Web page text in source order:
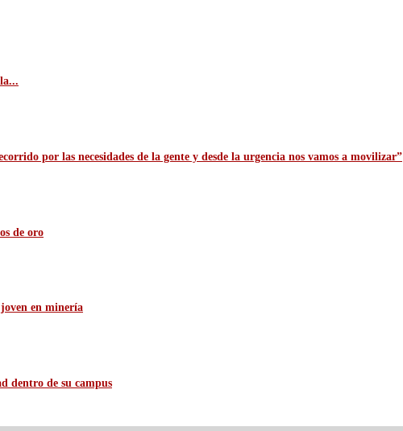
por las necesidades de la gente y desde la urgencia nos vamos a movilizar”
de oro
en minería
dentro de su campus